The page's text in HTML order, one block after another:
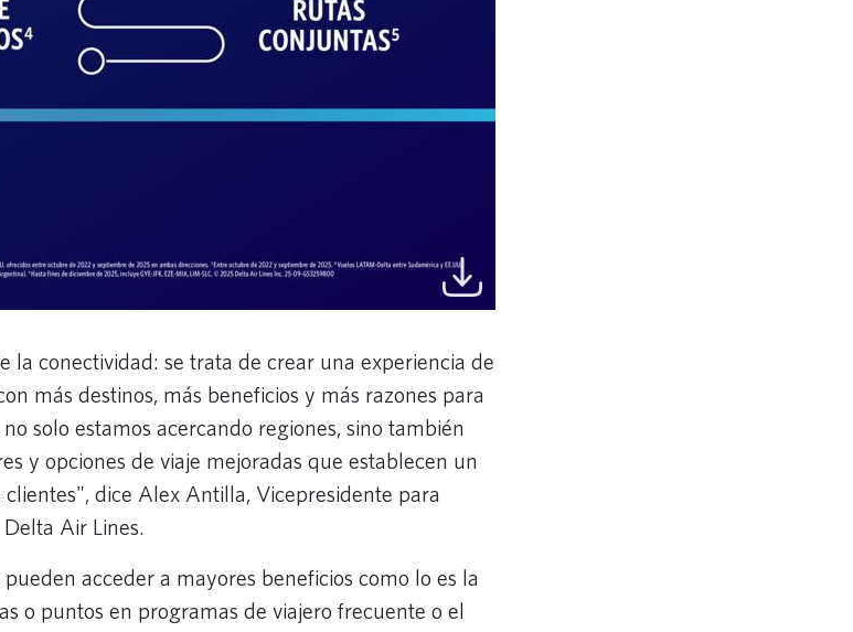
la conectividad: se trata de crear una experiencia de
más destinos, más beneficios y más razones para
solo estamos acercando regiones, sino también
y opciones de viaje mejoradas que establecen un
dice Alex Antilla, Vicepresidente para
Air Lines.
acceder a mayores beneficios como lo es la
o puntos en programas de viajero frecuente o el